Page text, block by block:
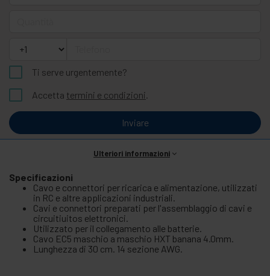
Ti serve urgentemente?
Accetta termini e condizioni.
Inviare
Ulteriori informazioni
Specificazioni
Cavo e connettori per ricarica e alimentazione, utilizzati
in RC e altre applicazioni industriali.
Cavi e connettori preparati per l'assemblaggio di cavi e
circuitiuitos elettronici.
Utilizzato per il collegamento alle batterie.
Cavo EC5 maschio a maschio HXT banana 4.0mm.
Lunghezza di 30 cm. 14 sezione AWG.